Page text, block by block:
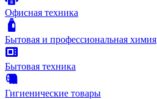
Офисная техника
Бытовая и профессиональная химия
Бытовая техника
Гигиенические товары